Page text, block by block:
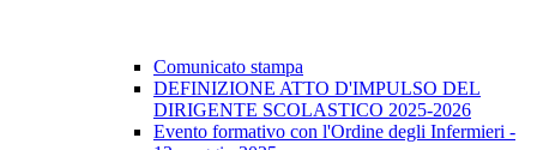
Comunicato stampa
DEFINIZIONE ATTO D'IMPULSO DEL
DIRIGENTE SCOLASTICO 2025-2026
Evento formativo con l'Ordine degli Infermieri -